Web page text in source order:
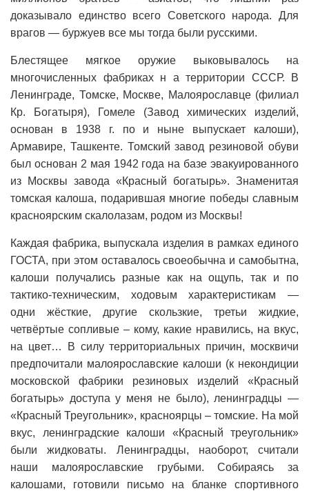
доказывало единство всего Советского народа. Для
врагов — буржуев все мы тогда были русскими.
Блестящее мягкое оружие выковывалось на
многочисленных фабриках н а территории СССР. В
Ленинграде, Томске, Москве, Малоярославце (филиал
Кр. Богатыря), Гомеле (Завод химических изделий,
основан в 1938 г. по и ныне выпускает калоши),
Армавире, Ташкенте. Томский завод резиновой обуви
был основан 2 мая 1942 года на базе эвакуированного
из Москвы завода «Красный богатырь». Знаменитая
томская калоша, подарившая многие победы славным
красноярским скалолазам, родом из Москвы!
Каждая фабрика, выпускала изделия в рамках единого
ГОСТА, при этом оставалось своеобычна и самобытна,
калоши получались разные как на ощупь, так и по
тактико-техническим, ходовым характеристикам —
одни жёсткие, другие скользкие, третьи жидкие,
четвёртые сопливые – кому, какие нравились, на вкус,
на цвет… В силу территориальных причин, москвичи
предпочитали малоярославские калоши (к некондиции
московской фабрики резиновых изделий «Красный
богатырь» доступа у меня не было), ленинградцы —
«Красный Треугольник», красноярцы – томские. На мой
вкус, ленинградские калоши «Красный треугольник»
были жидковаты. Ленинградцы, наоборот, считали
наши малоярославские грубыми. Собираясь за
калошами, готовили письмо на бланке спортивного